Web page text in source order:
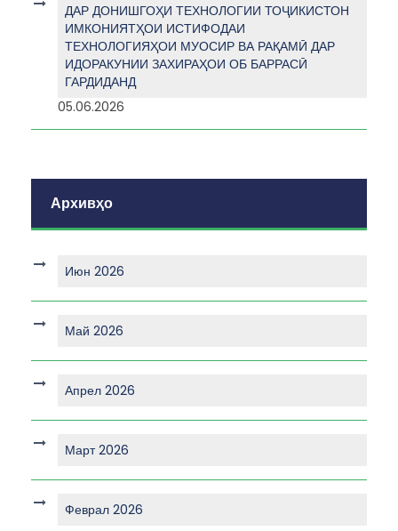
ДАР ДОНИШГОҲИ ТЕХНОЛОГИИ ТОҶИКИСТОН
ИМКОНИЯТҲОИ ИСТИФОДАИ
ТЕХНОЛОГИЯҲОИ МУОСИР ВА РАҚАМӢ ДАР
ИДОРАКУНИИ ЗАХИРАҲОИ ОБ БАРРАСӢ
ГАРДИДАНД
05.06.2026
Архивҳо
Июн 2026
Май 2026
Апрел 2026
Март 2026
Феврал 2026